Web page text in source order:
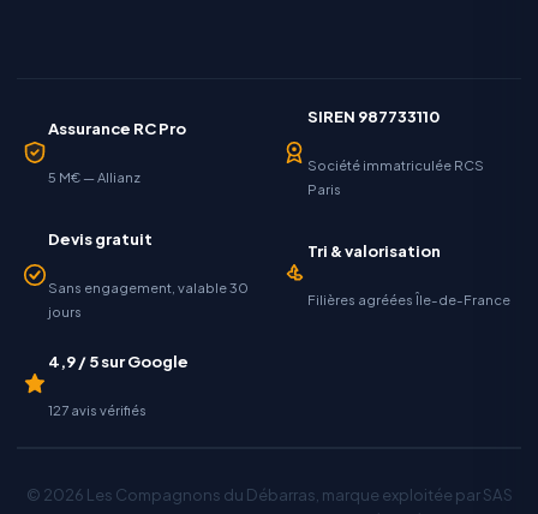
Assurance RC Pro
5 M€ — Allianz
SIREN 987733110
Société immatriculée RCS
Paris
Devis gratuit
Sans engagement, valable 30
jours
Tri & valorisation
Filières agréées Île-de-France
4,9 / 5 sur Google
127 avis vérifiés
© 2026 Les Compagnons du Débarras, marque exploitée par SAS